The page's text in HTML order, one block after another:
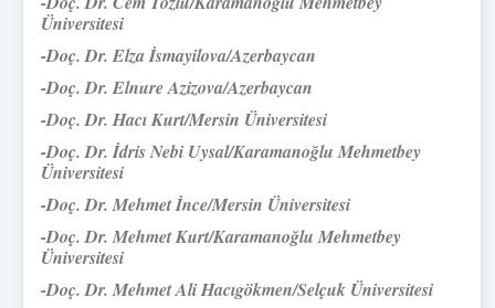
Üniversitesi
-Doç. Dr. Elza İsmayilova/Azerbaycan
-Doç. Dr. Elnure Azizova/Azerbaycan
-Doç. Dr. Hacı Kurt/Mersin Üniversitesi
-Doç. Dr. İdris Nebi Uysal/Karamanoğlu Mehmetbey
Üniversitesi
-Doç. Dr. Mehmet İnce/Mersin Üniversitesi
-Doç. Dr. Mehmet Kurt/Karamanoğlu Mehmetbey
Üniversitesi
-Doç. Dr. Mehmet Ali Hacıgökmen/Selçuk Üniversitesi